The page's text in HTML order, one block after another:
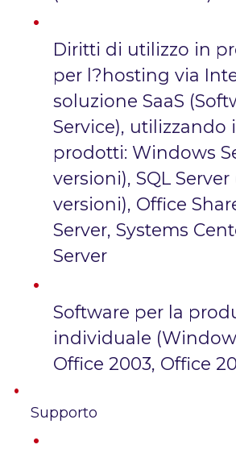
Diritti di utilizzo in
per l?hosting via
soluzione SaaS
Service), utilizzando
prodotti: Windows
versioni), SQL
versioni), Office
Server, Systems
Server
Software per la
individuale
Office 2003, Office
Supporto